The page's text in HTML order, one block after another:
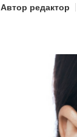
Автор редактор